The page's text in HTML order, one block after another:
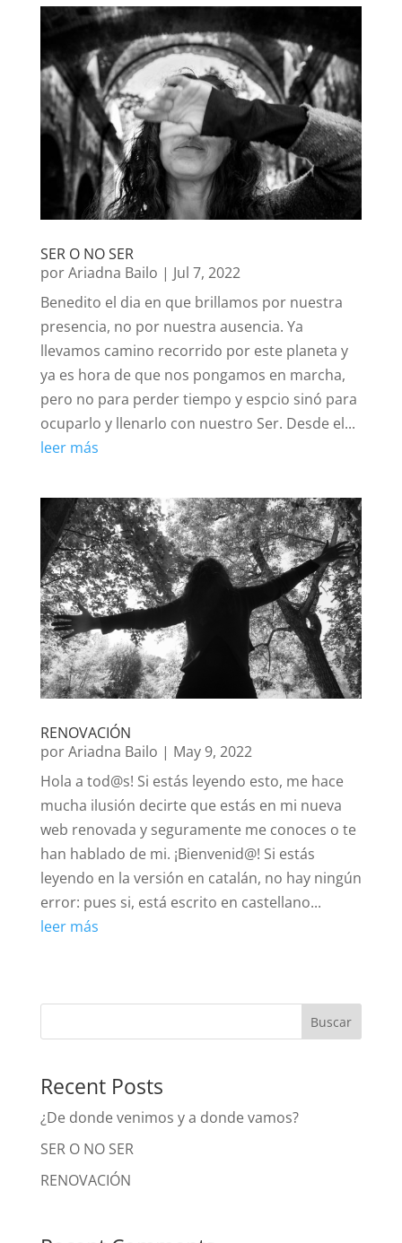
SER O NO SER
porAriadna Bailo | Jul 7, 2022
Benedito el dia en que brillamos por nuestra
presencia, no por nuestra ausencia. Ya
llevamos camino recorrido por este planeta y
ya es hora de que nos pongamos en marcha,
pero no para perder tiempo y espcio sinó para
ocuparlo y llenarlo con nuestro Ser. Desde el...
leer más
RENOVACIÓN
porAriadna Bailo | May 9, 2022
Hola a tod@s! Si estás leyendo esto, me hace
mucha ilusión decirte que estás en mi nueva
web renovada y seguramente me conoces o te
han hablado de mi. ¡Bienvenid@! Si estás
leyendo en la versión en catalán, no hay ningún
error: pues si, está escrito en castellano...
leer más
Buscar
Recent Posts
¿De donde venimos y a donde vamos?
SER O NO SER
RENOVACIÓN